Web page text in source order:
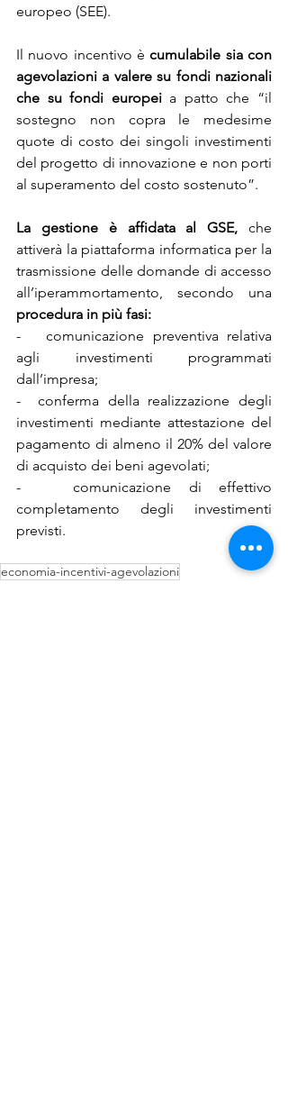
europeo (SEE).
Il nuovo incentivo è cumulabile sia con
agevolazioni a valere su fondi nazionali
che su fondi europei a patto che “il
sostegno non copra le medesime
quote di costo dei singoli investimenti
del progetto di innovazione e non porti
al superamento del costo sostenuto”.
La gestione è affidata al GSE, che
attiverà la piattaforma informatica per la
trasmissione delle domande di accesso
procedura in più fasi:
-   comunicazione preventiva relativa
agli investimenti programmati
dall’impresa;
-  conferma della realizzazione degli
investimenti mediante attestazione del
pagamento di almeno il 20% del valore
di acquisto dei beni agevolati;
-   comunicazione di effettivo
completamento degli investimenti
previsti.
economia-incentivi-agevolazioni